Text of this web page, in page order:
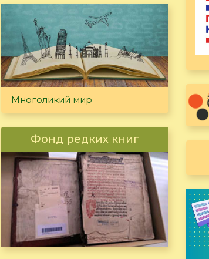
Многоликий мир
Фонд редких книг